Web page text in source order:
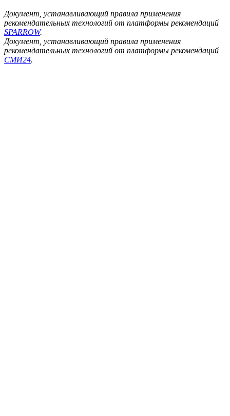
Документ, устанавливающий правила применения
рекомендательных технологий от платформы рекомендаций
SPARROW.
Документ, устанавливающий правила применения
рекомендательных технологий от платформы рекомендаций
СМИ24.